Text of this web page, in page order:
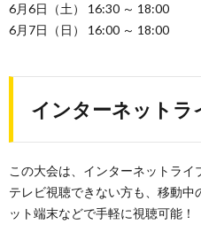
6月6日（土） 16:30 ～ 18:00
6月7日（日） 16:00 ～ 18:00
インターネットラ
この大会は、インターネットライ
テレビ視聴できない方も、移動
ット端末などで手軽に視聴可能！